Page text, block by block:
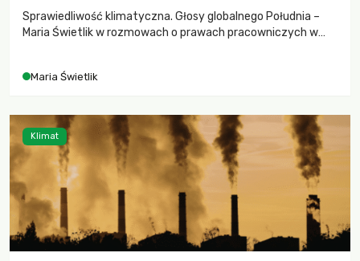
Sprawiedliwość klimatyczna. Głosy globalnego Południa –
Maria Świetlik w rozmowach o prawach pracowniczych w
Maria Świetlik
Klimat